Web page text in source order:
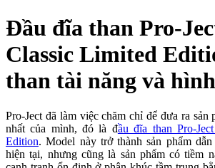
Đầu đĩa than Pro-
Classic Limited
than tài năng và
Pro-Ject đã làm việc chăm chỉ để đưa ra sản
nhất của mình, đó là đầu đĩa than Pro-
Edition. Model này trở thành sản phẩm
hiện tại, nhưng cũng là sản phẩm có tiềm